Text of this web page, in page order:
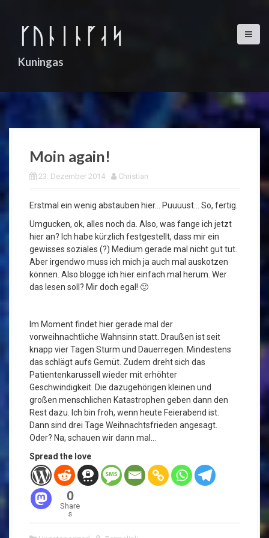
u
ᚴᚢᚿᛁᚿᚵᛆᛋ
Kuningas
Moin again!
23. Dezember 2014 Christian
Erstmal ein wenig abstauben hier… Puuuust… So, fertig.
Umgucken, ok, alles noch da. Also, was fange ich jetzt
hier an? Ich habe kürzlich festgestellt, dass mir ein
gewisses soziales (?) Medium gerade mal nicht gut tut.
Aber irgendwo muss ich mich ja auch mal auskotzen
können. Also blogge ich hier einfach mal herum. Wer
das lesen soll? Mir doch egal! 🙂
Im Moment findet hier gerade mal der
vorweihnachtliche Wahnsinn statt. Draußen ist seit
knapp vier Tagen Sturm und Dauerregen. Mindestens
das schlägt aufs Gemüt. Zudem dreht sich das
Patientenkarussell wieder mit erhöhter
Geschwindigkeit. Die dazugehörigen kleinen und
großen menschlichen Katastrophen geben dann den
Rest dazu. Ich bin froh, wenn heute Feierabend ist.
Dann sind drei Tage Weihnachtsfrieden angesagt.
Oder? Na, schauen wir dann mal…
Spread the love
0
Share
s